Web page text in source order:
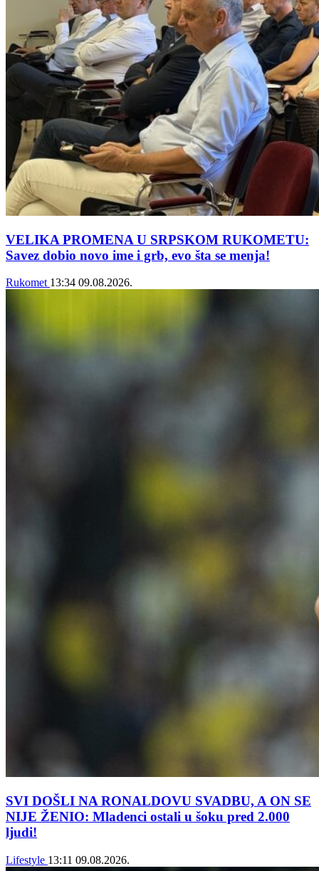
VELIKA PROMENA U SRPSKOM RUKOMETU:
Savez dobio novo ime i grb, evo šta se menja!
Rukomet 13:34 09.08.2026.
SVI DOŠLI NA RONALDOVU SVADBU, A ON SE
NIJE ŽENIO: Mladenci ostali u šoku pred 2.000
ljudi!
Lifestyle 13:11 09.08.2026.